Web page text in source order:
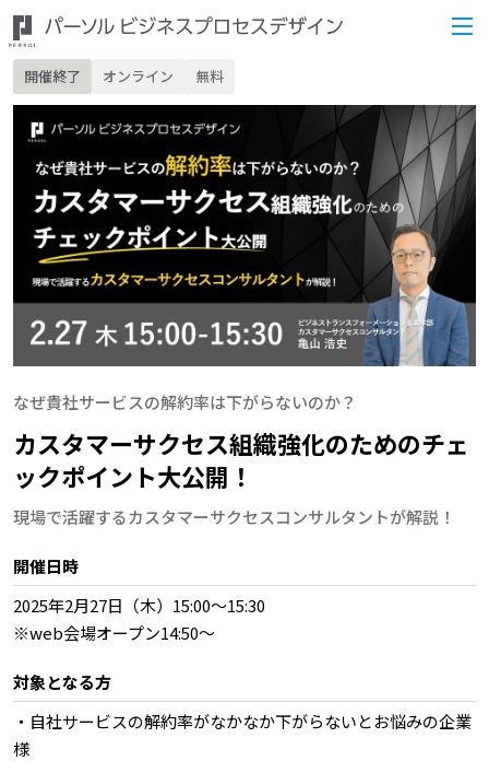
開催終了 オンライン 無料
なぜ貴社サービスの解約率は下がらないのか？
カスタマーサクセス組織強化のためのチェ
ックポイント大公開！
現場で活躍するカスタマーサクセスコンサルタントが解説！
開催日時
2025年2月27日（木）15:00～15:30
※web会場オープン14:50～
対象となる方
・自社サービスの解約率がなかなか下がらないとお悩みの企業
様